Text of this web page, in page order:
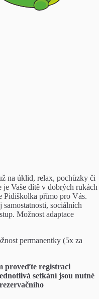
na úklid, relax, pochůzky či
je Vaše dítě v dobrých rukách
Pidiškolka přímo pro Vás.
sociálních
Možnost adaptace
permanentky (5x za
proveďte registraci
setkání jsou nutné